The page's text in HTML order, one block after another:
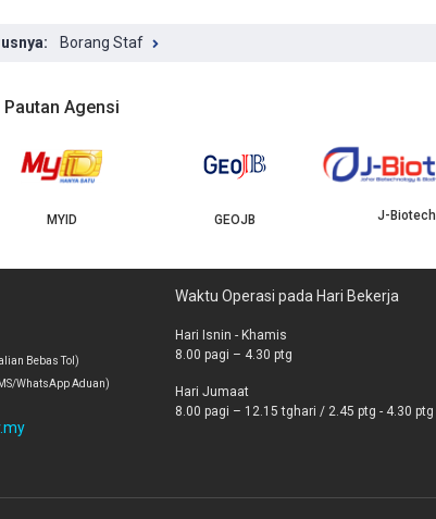
Borang Staf
Pautan Agensi
MYID GEOJB J-Biotech
Bebas Tol)
WhatsApp Aduan)
Waktu Operasi pada Hari Bekerja
Hari Isnin - Khamis
8.00 pagi – 4.30 ptg
Hari Jumaat
8.00 pagi – 12.15 tghari / 2.45 ptg - 4.30 ptg